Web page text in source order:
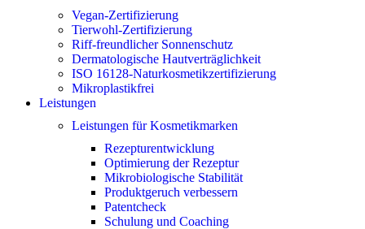
Vegan-Zertifizierung
Tierwohl-Zertifizierung
Riff-freundlicher Sonnenschutz
Dermatologische Hautverträglichkeit
ISO 16128-Naturkosmetikzertifizierung
Mikroplastikfrei
Leistungen
Leistungen für Kosmetikmarken
Rezepturentwicklung
Optimierung der Rezeptur
Mikrobiologische Stabilität
Produktgeruch verbessern
Patentcheck
Schulung und Coaching